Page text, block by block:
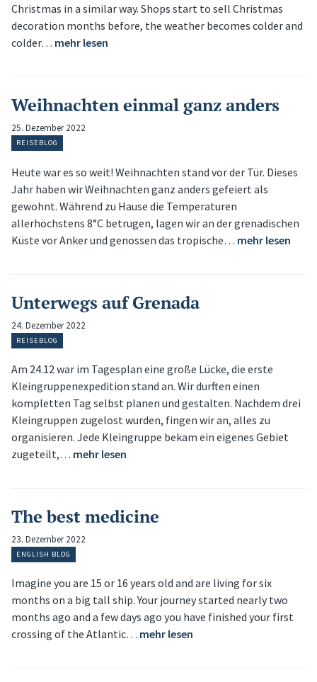
Christmas in a similar way. Shops start to sell Christmas
decoration months before, the weather becomes colder and
colder… mehr lesen
Weihnachten einmal ganz anders
25. Dezember 2022
REISEBLOG
Heute war es so weit! Weihnachten stand vor der Tür. Dieses
Jahr haben wir Weihnachten ganz anders gefeiert als
gewohnt. Während zu Hause die Temperaturen
allerhöchstens 8°C betrugen, lagen wir an der grenadischen
Küste vor Anker und genossen das tropische… mehr lesen
Unterwegs auf Grenada
24. Dezember 2022
REISEBLOG
Am 24.12 war im Tagesplan eine große Lücke, die erste
Kleingruppenexpedition stand an. Wir durften einen
kompletten Tag selbst planen und gestalten. Nachdem drei
Kleingruppen zugelost wurden, fingen wir an, alles zu
organisieren. Jede Kleingruppe bekam ein eigenes Gebiet
zugeteilt,… mehr lesen
The best medicine
23. Dezember 2022
ENGLISH BLOG
Imagine you are 15 or 16 years old and are living for six
months on a big tall ship. Your journey started nearly two
months ago and a few days ago you have finished your first
crossing of the Atlantic… mehr lesen